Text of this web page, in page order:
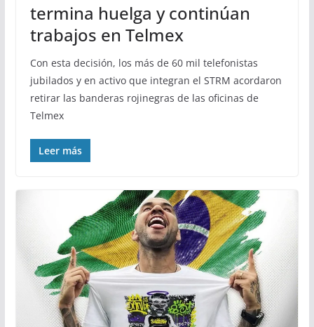
termina huelga y continúan
trabajos en Telmex
Con esta decisión, los más de 60 mil telefonistas
jubilados y en activo que integran el STRM acordaron
retirar las banderas rojinegras de las oficinas de
Telmex
Leer más